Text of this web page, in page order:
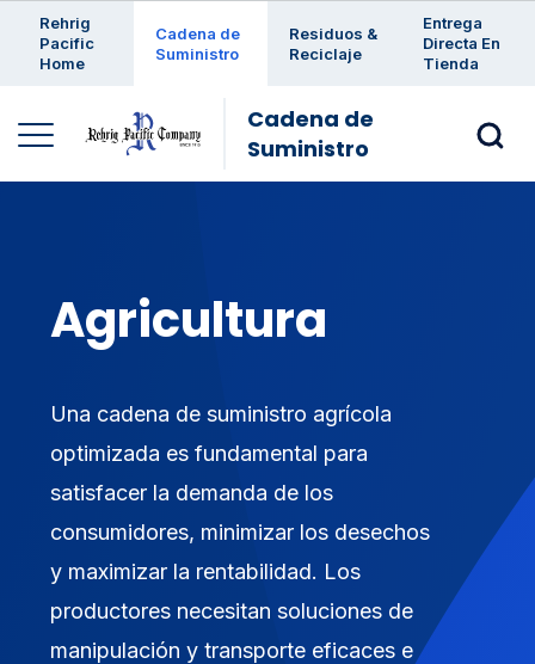
Rehrig
Pacific
Home
Cadena de
Suministro
Residuos &
Reciclaje
Entrega
Directa En
Tienda
Cadena de
Suministro
Agricultura
Una cadena de suministro agrícola
optimizada es fundamental para
satisfacer la demanda de los
consumidores, minimizar los desechos
y maximizar la rentabilidad. Los
productores necesitan soluciones de
manipulación y transporte eficaces e